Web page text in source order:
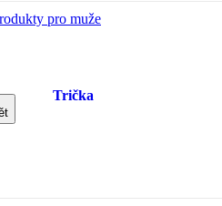
pro muže
Trička